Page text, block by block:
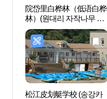
院岱里白桦林（低语白桦
林）(원대리 자작나무 숲
(속삭이는 자작나무 숲))
松江皮划艇学校 (송강카